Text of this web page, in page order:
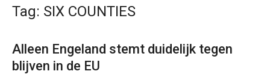
Tag: SIX COUNTIES
Alleen Engeland stemt duidelijk tegen
blijven in de EU